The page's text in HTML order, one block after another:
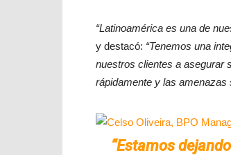
“Latinoamérica es una de
y destacó: “Tenemos una
nuestros clientes a asegurar
rápidamente y las
“Estamos